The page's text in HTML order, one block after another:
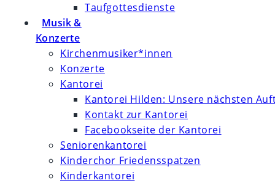
Taufgottesdienste
Musik &
Konzerte
Kirchenmusiker*innen
Konzerte
Kantorei
Kantorei Hilden: Unsere nächsten
Kontakt zur Kantorei
Facebookseite der Kantorei
Seniorenkantorei
Kinderchor Friedensspatzen
Kinderkantorei